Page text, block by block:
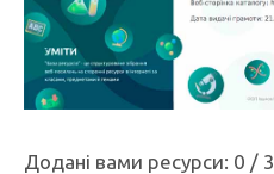
Додані вами ресурси: 0 / 3